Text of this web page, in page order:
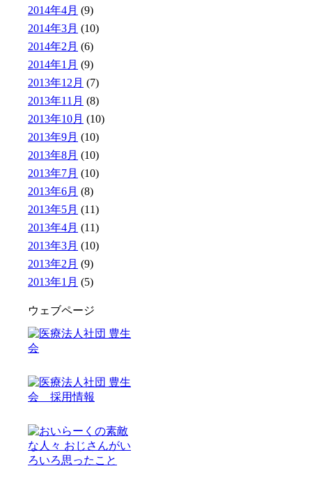
2014年4月 (9)
2014年3月 (10)
2014年2月 (6)
2014年1月 (9)
2013年12月 (7)
2013年11月 (8)
2013年10月 (10)
2013年9月 (10)
2013年8月 (10)
2013年7月 (10)
2013年6月 (8)
2013年5月 (11)
2013年4月 (11)
2013年3月 (10)
2013年2月 (9)
2013年1月 (5)
ウェブページ